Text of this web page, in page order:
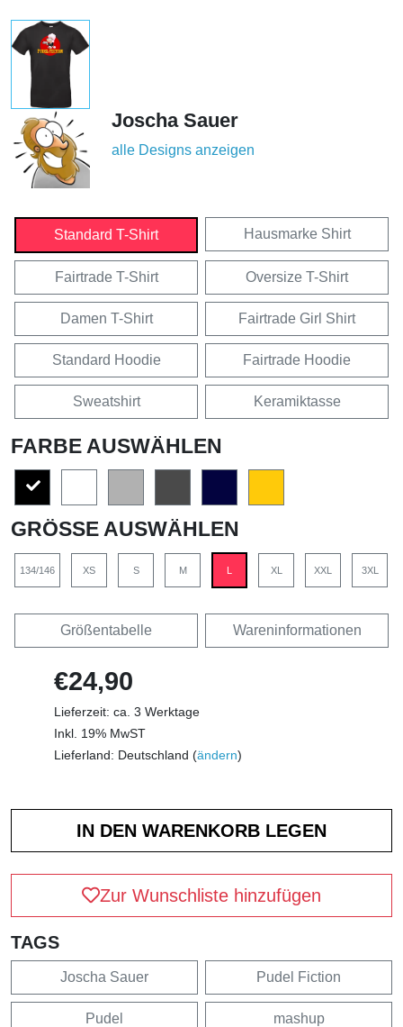
Joscha Sauer
alle Designs anzeigen
Standard T-Shirt Hausmarke Shirt
Fairtrade T-Shirt Oversize T-Shirt
Damen T-Shirt Fairtrade Girl Shirt
Standard Hoodie Fairtrade Hoodie
Sweatshirt Keramiktasse
FARBE AUSWÄHLEN
GRÖSSE AUSWÄHLEN
134/146 XS S M L XL XXL 3XL
Größentabelle Wareninformationen
€24,90
Lieferzeit: ca. 3 Werktage
Inkl. 19% MwST
Lieferland: Deutschland (ändern)
Zur Wunschliste hinzufügen
TAGS
Joscha Sauer Pudel Fiction
Pudel mashup